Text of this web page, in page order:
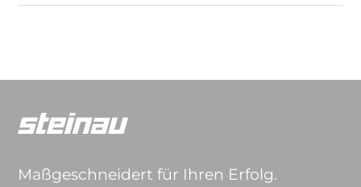
Maßgeschneidert für Ihren Erfolg.